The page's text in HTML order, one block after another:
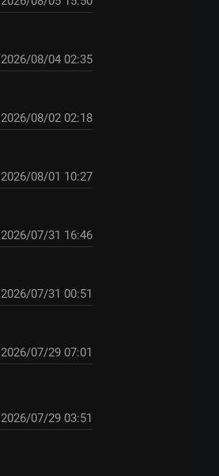
2026/08/04 02:35
2026/08/02 02:18
2026/08/01 10:27
2026/07/31 16:46
2026/07/31 00:51
2026/07/29 07:01
2026/07/29 03:51